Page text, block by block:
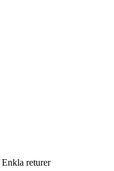
Enkla returer